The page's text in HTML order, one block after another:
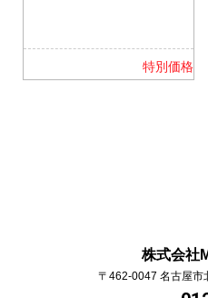
特別価格
株式会社
〒462-0047 名古屋市